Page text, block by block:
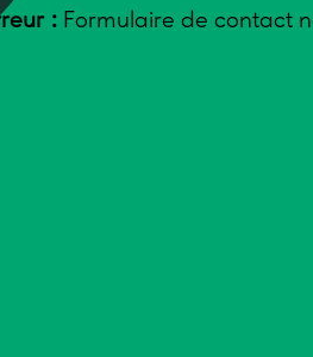
: Formulaire de contact
à l’installation.
Trame